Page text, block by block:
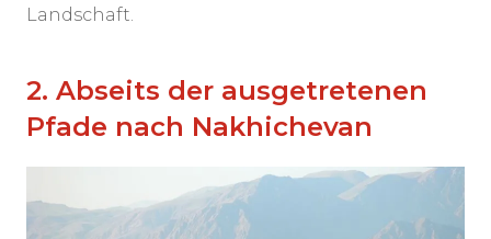
Landschaft.
2. Abseits der ausgetretenen
Pfade nach Nakhichevan